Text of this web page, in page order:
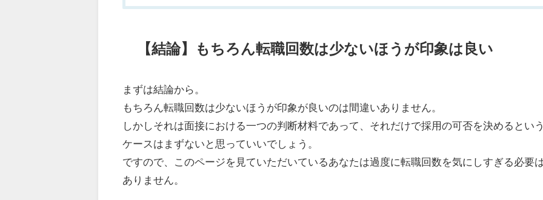
【結論】もちろん転職回数は少ないほうが印象は良い
まずは結論から。
もちろん転職回数は少ないほうが印象が良いのは間違いありません。
しかしそれは面接における一つの判断材料であって、 それだけで採用の可否を決めるとい
ケースはまずない と思っていいでしょう。
ですので、このページを見ていただいているあなたは過度に転職回数を気にしすぎる必要
ありません。